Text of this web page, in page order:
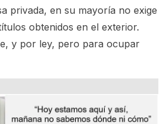
privada, en su mayoría no exige
obtenidos en el exterior.
y por ley, pero para ocupar